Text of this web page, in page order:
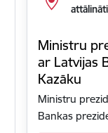
attālināti
Ministru
ar Latvijas
Kazāku
Ministru
Bankas